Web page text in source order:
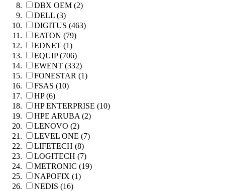
DBX OEM (2)
DELL (3)
DIGITUS (463)
EATON (79)
EDNET (1)
EQUIP (706)
EWENT (332)
FONESTAR (1)
FSAS (10)
HP (6)
HP ENTERPRISE (10)
HPE ARUBA (2)
LENOVO (2)
LEVEL ONE (7)
LIFETECH (8)
LOGITECH (7)
METRONIC (19)
NAPOFIX (1)
NEDIS (16)